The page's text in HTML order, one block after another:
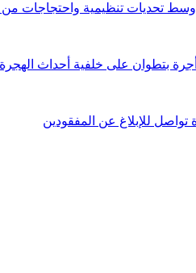
وسط تحديات تنظيمية واحتجاجات
بتطوان على خلفية أحداث الهجرة
تواصل للإبلاغ عن المفقودين